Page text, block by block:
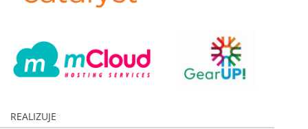
Amina Karišik
Merima Nikšić 3.000,00 RSD
1.000,00 RSD
Jusuf Lukarčanin
REALIZUJE